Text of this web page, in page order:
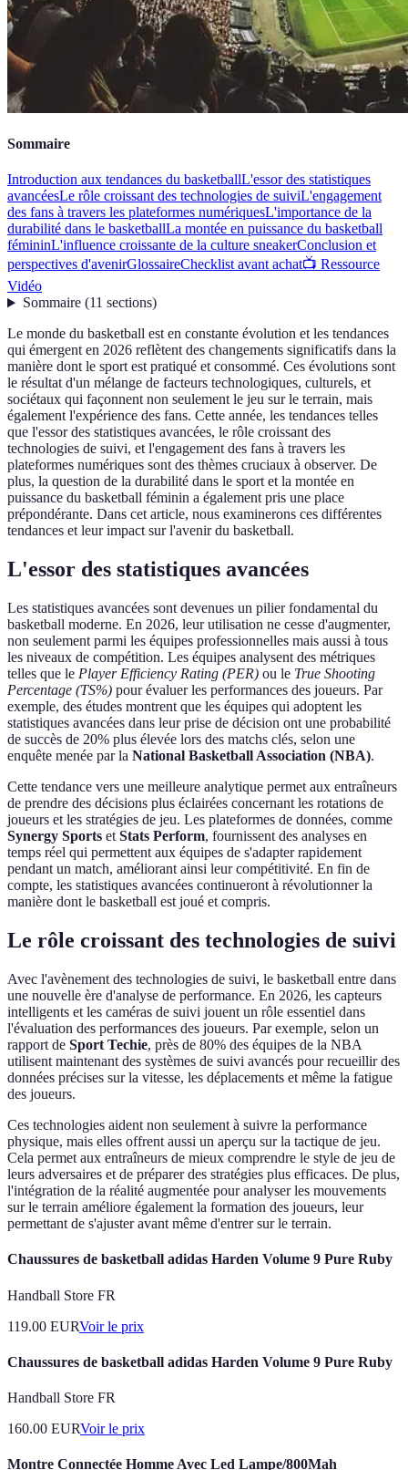
Sommaire
Introduction aux tendances du basketballL'essor des statistiques
avancéesLe rôle croissant des technologies de suiviL'engagement
des fans à travers les plateformes numériquesL'importance de la
durabilité dans le basketballLa montée en puissance du basketball
fémininL'influence croissante de la culture sneakerConclusion et
perspectives d'avenirGlossaireChecklist avant achat📺 Ressource
Vidéo
Sommaire(11 sections)
Le monde du basketball est en constante évolution et les tendances
qui émergent en 2026 reflètent des changements significatifs dans la
manière dont le sport est pratiqué et consommé. Ces évolutions sont
le résultat d'un mélange de facteurs technologiques, culturels, et
sociétaux qui façonnent non seulement le jeu sur le terrain, mais
également l'expérience des fans. Cette année, les tendances telles
que l'essor des statistiques avancées, le rôle croissant des
technologies de suivi, et l'engagement des fans à travers les
plateformes numériques sont des thèmes cruciaux à observer. De
plus, la question de la durabilité dans le sport et la montée en
puissance du basketball féminin a également pris une place
prépondérante. Dans cet article, nous examinerons ces différentes
tendances et leur impact sur l'avenir du basketball.
L'essor des statistiques avancées
Les statistiques avancées sont devenues un pilier fondamental du
basketball moderne. En 2026, leur utilisation ne cesse d'augmenter,
non seulement parmi les équipes professionnelles mais aussi à tous
les niveaux de compétition. Les équipes analysent des métriques
telles que le Player Efficiency Rating (PER) ou le True Shooting
Percentage (TS%) pour évaluer les performances des joueurs. Par
exemple, des études montrent que les équipes qui adoptent les
statistiques avancées dans leur prise de décision ont une probabilité
de succès de 20% plus élevée lors des matchs clés, selon une
enquête menée par la National Basketball Association (NBA).
Cette tendance vers une meilleure analytique permet aux entraîneurs
de prendre des décisions plus éclairées concernant les rotations de
joueurs et les stratégies de jeu. Les plateformes de données, comme
Synergy Sports et Stats Perform, fournissent des analyses en
temps réel qui permettent aux équipes de s'adapter rapidement
pendant un match, améliorant ainsi leur compétitivité. En fin de
compte, les statistiques avancées continueront à révolutionner la
manière dont le basketball est joué et compris.
Le rôle croissant des technologies de suivi
Avec l'avènement des technologies de suivi, le basketball entre dans
une nouvelle ère d'analyse de performance. En 2026, les capteurs
intelligents et les caméras de suivi jouent un rôle essentiel dans
l'évaluation des performances des joueurs. Par exemple, selon un
rapport de Sport Techie, près de 80% des équipes de la NBA
utilisent maintenant des systèmes de suivi avancés pour recueillir des
données précises sur la vitesse, les déplacements et même la fatigue
des joueurs.
Ces technologies aident non seulement à suivre la performance
physique, mais elles offrent aussi un aperçu sur la tactique de jeu.
Cela permet aux entraîneurs de mieux comprendre le style de jeu de
leurs adversaires et de préparer des stratégies plus efficaces. De plus,
l'intégration de la réalité augmentée pour analyser les mouvements
sur le terrain améliore également la formation des joueurs, leur
permettant de s'ajuster avant même d'entrer sur le terrain.
Chaussures de basketball adidas Harden Volume 9 Pure Ruby
Handball Store FR
119.00 EURVoir le prix
Chaussures de basketball adidas Harden Volume 9 Pure Ruby
Handball Store FR
160.00 EURVoir le prix
Montre Connectée Homme Avec Led Lampe/800Mah